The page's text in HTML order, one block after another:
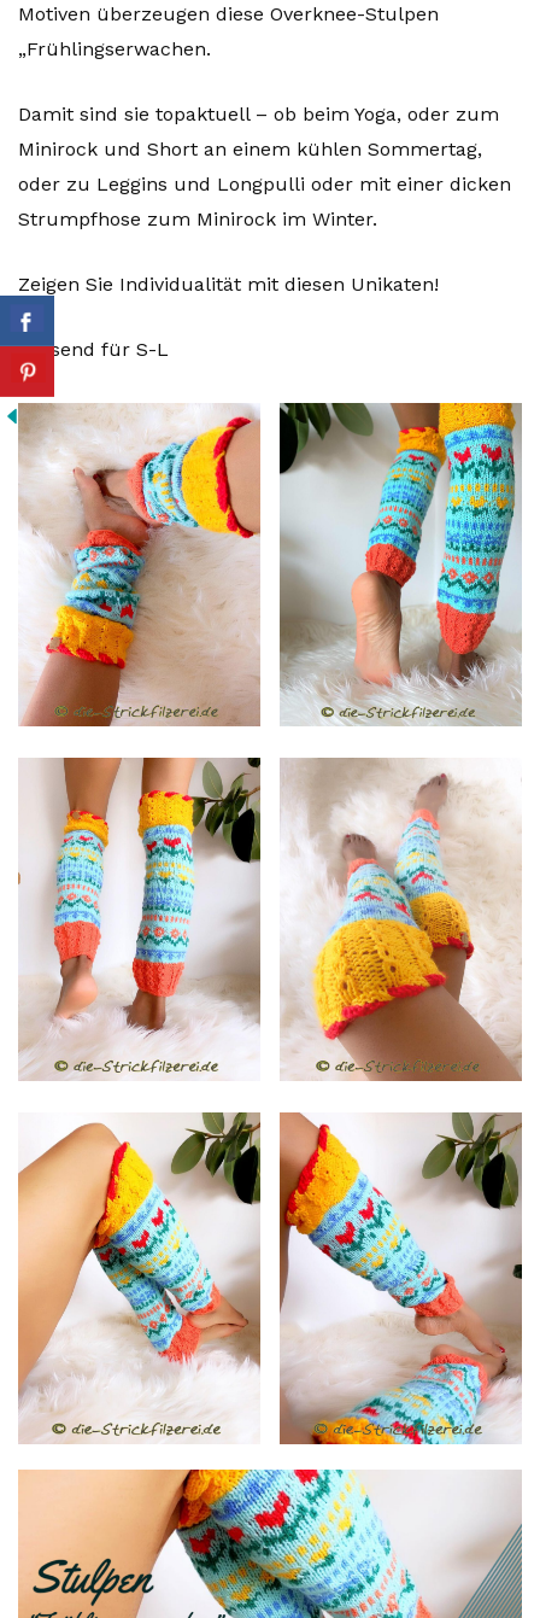
Motiven überzeugen diese Overknee-Stulpen
„Frühlingserwachen.
Damit sind sie topaktuell – ob beim Yoga, oder zum
Minirock und Short an einem kühlen Sommertag,
oder zu Leggins und Longpulli oder mit einer dicken
Strumpfhose zum Minirock im Winter.
Zeigen Sie Individualität mit diesen Unikaten!
Passend für S-L